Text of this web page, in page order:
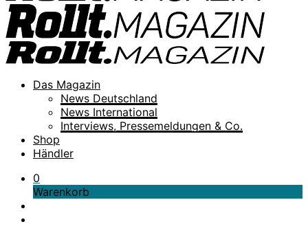
Das Magazin
News Deutschland
News International
Interviews, Pressemeldungen & Co.
Shop
Händler
0
Warenkorb